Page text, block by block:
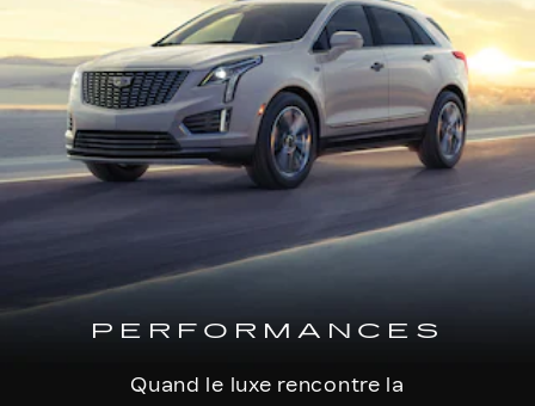
PERFORMANCES
Quand le luxe rencontre la